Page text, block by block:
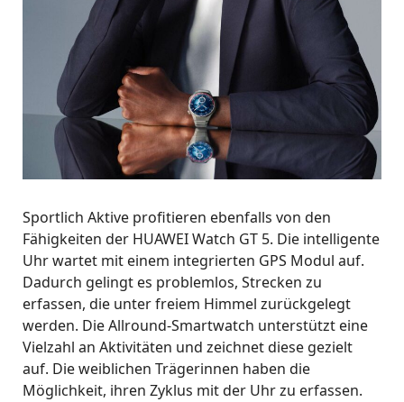
Sportlich Aktive profitieren ebenfalls von den
Fähigkeiten der HUAWEI Watch GT 5. Die intelligente
Uhr wartet mit einem integrierten GPS Modul auf.
Dadurch gelingt es problemlos, Strecken zu
erfassen, die unter freiem Himmel zurückgelegt
werden. Die Allround-Smartwatch unterstützt eine
Vielzahl an Aktivitäten und zeichnet diese gezielt
auf. Die weiblichen Trägerinnen haben die
Möglichkeit, ihren Zyklus mit der Uhr zu erfassen.